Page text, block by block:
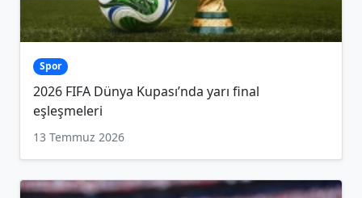
Spor
2026 FIFA Dünya Kupası’nda yarı final
eşleşmeleri
13 Temmuz 2026